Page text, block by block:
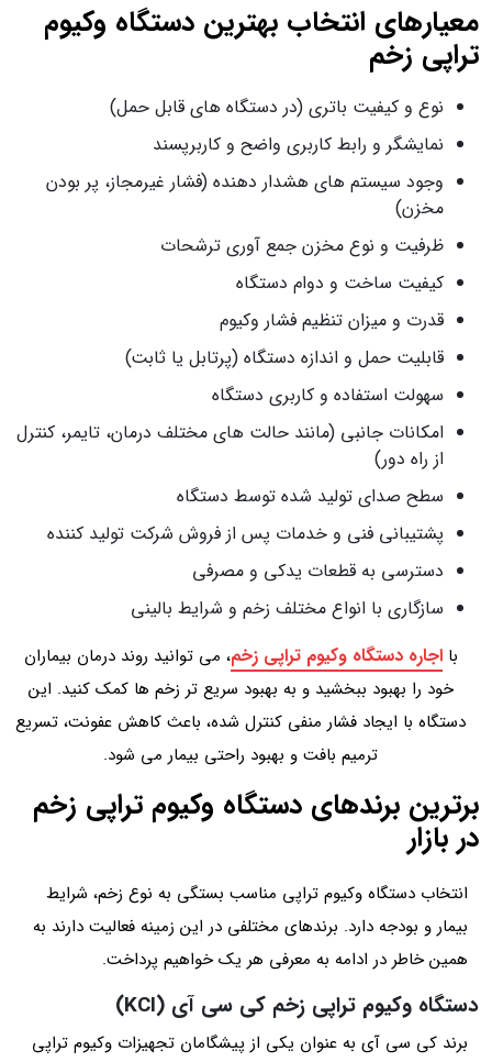
معیارهای انتخاب بهترین دستگاه وکیوم
تراپی زخم
نوع و کیفیت باتری (در دستگاه‌ های قابل حمل)
نمایشگر و رابط کاربری واضح و کاربرپسند
وجود سیستم‌ های هشدار دهنده (فشار غیرمجاز، پر بودن
مخزن)
ظرفیت و نوع مخزن جمع‌ آوری ترشحات
کیفیت ساخت و دوام دستگاه
قدرت و میزان تنظیم فشار وکیوم
قابلیت حمل و اندازه دستگاه (پرتابل یا ثابت)
سهولت استفاده و کاربری دستگاه
امکانات جانبی (مانند حالت‌ های مختلف درمان، تایمر، کنترل
از راه دور)
سطح صدای تولید شده توسط دستگاه
پشتیبانی فنی و خدمات پس از فروش شرکت تولید کننده
دسترسی به قطعات یدکی و مصرفی
سازگاری با انواع مختلف زخم و شرایط بالینی
بااجاره دستگاه وکیوم تراپی زخم، می‌ توانید روند درمان بیماران
خود را بهبود ببخشید و به بهبود سریع‌ تر زخم‌ ها کمک کنید. این
دستگاه با ایجاد فشار منفی کنترل شده، باعث کاهش عفونت، تسریع
ترمیم بافت و بهبود راحتی بیمار می‌ شود.
برترین برندهای دستگاه وکیوم تراپی زخم
در بازار
انتخاب دستگاه وکیوم تراپی مناسب بستگی به نوع زخم، شرایط
بیمار و بودجه دارد. برندهای مختلفی در این زمینه فعالیت دارند به
همین خاطر در ادامه به معرفی هر یک خواهیم پرداخت.
دستگاه وکیوم تراپی زخم کی‌ سی‌ آی (KCI)
برند کی‌ سی‌ آی به عنوان یکی از پیشگامان تجهیزات وکیوم تراپی